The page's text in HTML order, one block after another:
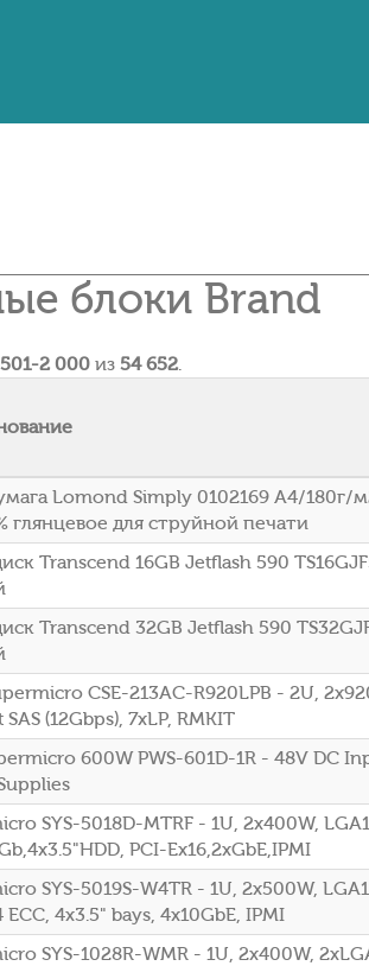
блоки Brand
2 000 из 54 652.
Lomond Simply 0102169 A4/180г/
глянцевое для струйной печати
Transcend 16GB Jetflash 590
Transcend 32GB Jetflash 590
CSE-213AC-R920LPB - 2U,
(12Gbps), 7xLP, RMKIT
600W PWS-601D-1R - 48V DC
SYS-5018D-MTRF - 1U, 2x400W,
PCI-Ex16,2xGbE,IPMI
SYS-5019S-W4TR - 1U, 2x500W,
ECC, 4x3.5" bays, 4x10GbE, IPMI
SYS-1028R-WMR - 1U, 2x400W,